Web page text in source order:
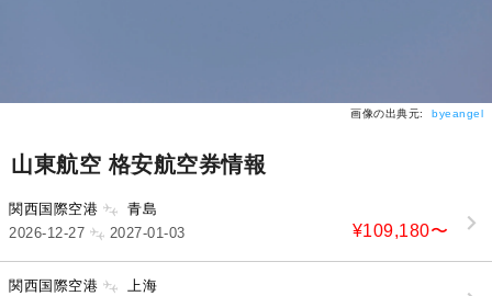
画像の出典元: byeangel
山東航空 格安航空券情報
関西国際空港 青島
¥109,180〜
2026-12-27 2027-01-03
関西国際空港 上海